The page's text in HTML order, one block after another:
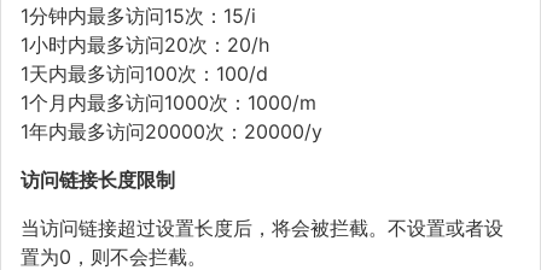
1分钟内最多访问15次：15/i
1小时内最多访问20次：20/h
1天内最多访问100次：100/d
1个月内最多访问1000次：1000/m
1年内最多访问20000次：20000/y
访问链接长度限制
当访问链接超过设置长度后，将会被拦截。不设置或者设
置为0，则不会拦截。